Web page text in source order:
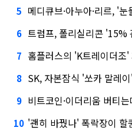
5 메디큐브·아누아·리르, '
6 트럼프, 폴리실리콘 '15% 관
7 홈플러스의 'K트레이더
8 SK, 자본잠식 '쏘카 말레
9 비트코인·이더리움 버티
10 '괜히 바꿨나' 폭락장이 할퀸